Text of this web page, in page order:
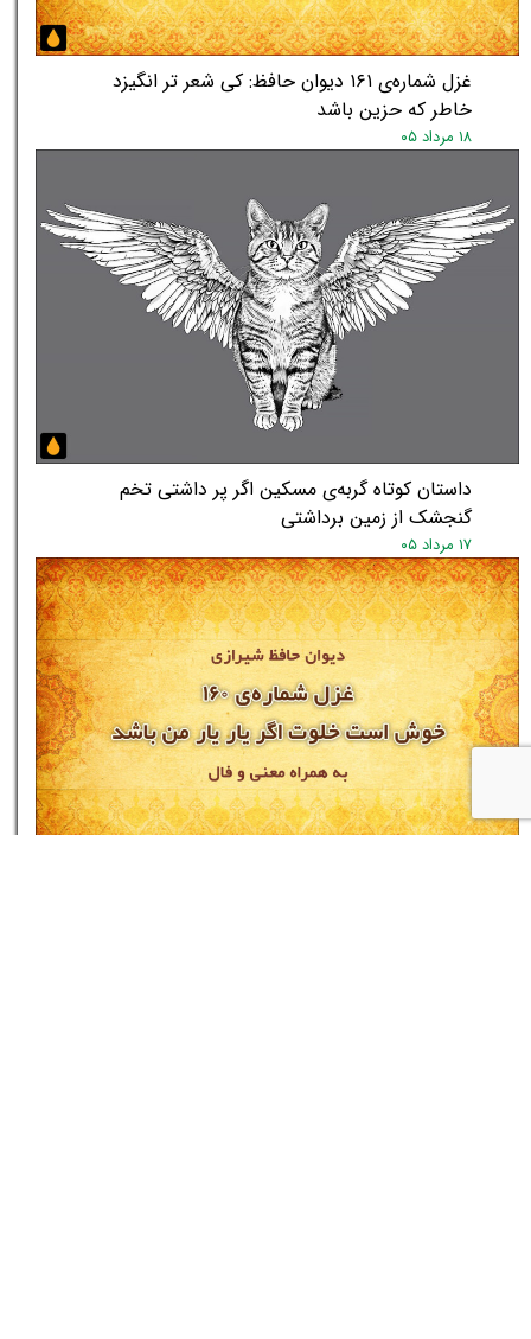
★★
غزل شماره‌ی ۱۶۱ دیوان حافظ: کی شعر تر انگیزد
خاطر که حزین باشد
۱۸ مرداد ۰۵
داستان کوتاه گربه‌ی مسکین اگر پر داشتی تخم
گنجشک از زمین برداشتی
۱۷ مرداد ۰۵